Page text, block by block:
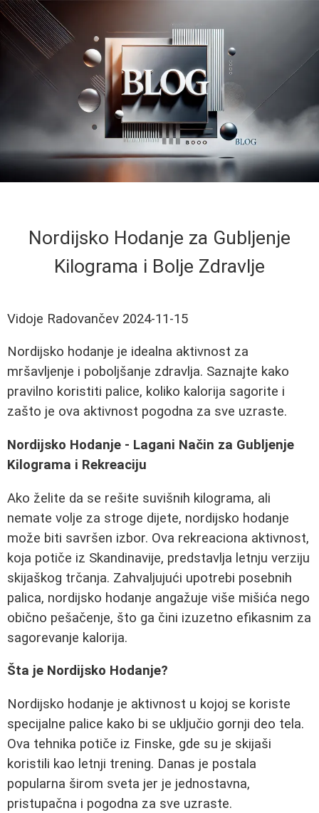
Nordijsko Hodanje za Gubljenje
Kilograma i Bolje Zdravlje
Vidoje Radovančev 2024-11-15
Nordijsko hodanje je idealna aktivnost za
mršavljenje i poboljšanje zdravlja. Saznajte kako
pravilno koristiti palice, koliko kalorija sagorite i
zašto je ova aktivnost pogodna za sve uzraste.
Nordijsko Hodanje - Lagani Način za Gubljenje
Kilograma i Rekreaciju
Ako želite da se rešite suvišnih kilograma, ali
nemate volje za stroge dijete, nordijsko hodanje
može biti savršen izbor. Ova rekreaciona aktivnost,
koja potiče iz Skandinavije, predstavlja letnju verziju
skijaškog trčanja. Zahvaljujući upotrebi posebnih
palica, nordijsko hodanje angažuje više mišića nego
obično pešačenje, što ga čini izuzetno efikasnim za
sagorevanje kalorija.
Šta je Nordijsko Hodanje?
Nordijsko hodanje je aktivnost u kojoj se koriste
specijalne palice kako bi se uključio gornji deo tela.
Ova tehnika potiče iz Finske, gde su je skijaši
koristili kao letnji trening. Danas je postala
popularna širom sveta jer je jednostavna,
pristupačna i pogodna za sve uzraste.